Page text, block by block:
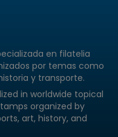
en filatelia
por temas como
y transporte.
in worldwide topical
organized by
art, history, and